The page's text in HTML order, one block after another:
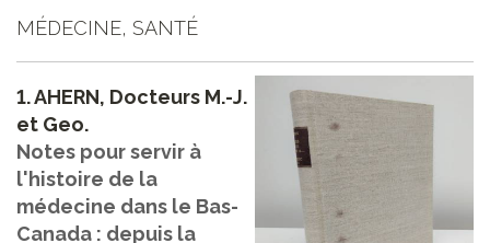
MÉDECINE, SANTÉ
1.AHERN, Docteurs M.-J.
et Geo.
Notes pour servir à
l'histoire de la
médecine dans le Bas-
Canada : depuis la